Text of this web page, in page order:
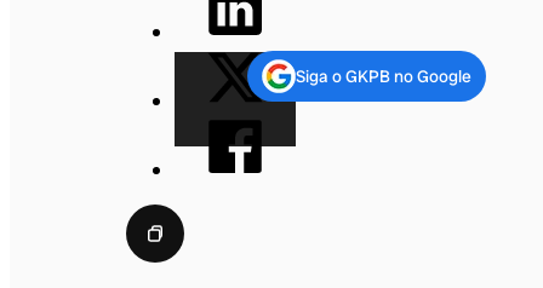
Siga o GKPB no Google